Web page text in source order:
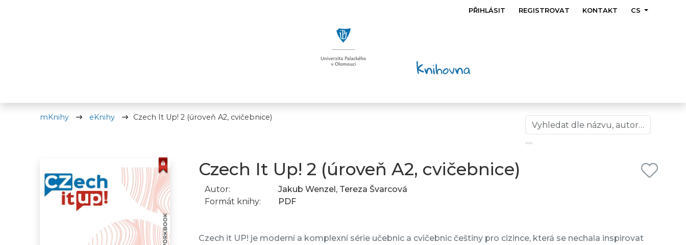
PŘIHLÁSIT REGISTROVAT KONTAKT CS
mKnihy eKnihy Czech It Up! 2 (úroveň A2, cvičebnice)
Czech It Up! 2 (úroveň A2, cvičebnice)
Autor:
Jakub Wenzel, Tereza Švarcová
Formát knihy:
PDF
Czech it UP! je moderní a komplexní série učebnic a cvičebnic češtiny pro cizince, která se nechala inspirovat